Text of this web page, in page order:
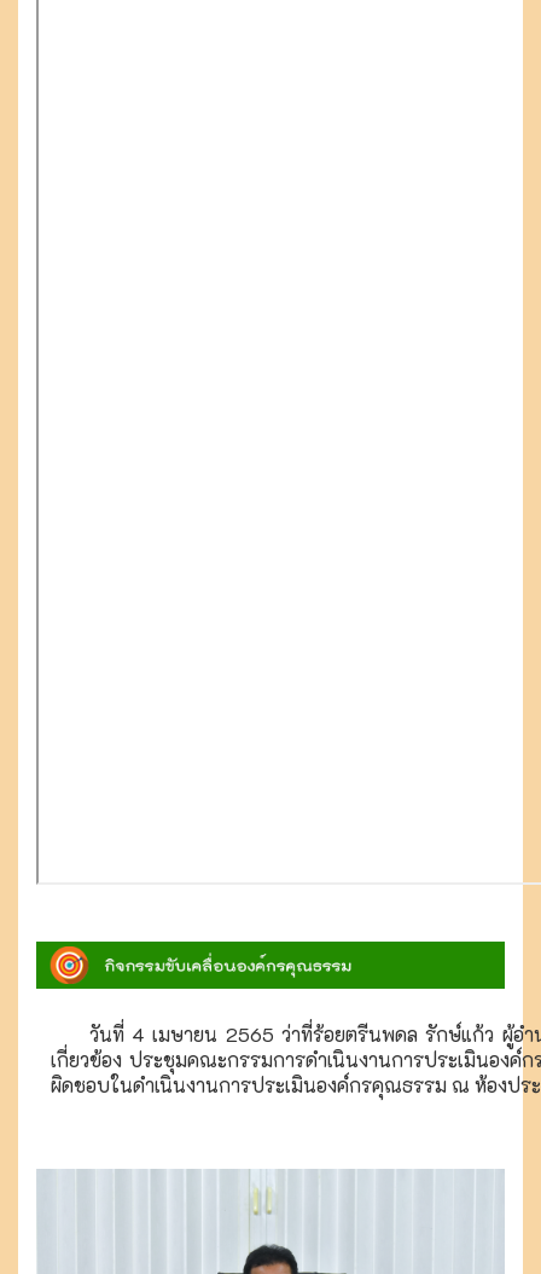
วันที่ 4 เมษายน 2565 ว่าที่ร้อยตรีนพดล รักษ์แก้ว ผู้อำน
เกี่ยวข้อง ประชุมคณะกรรมการดำเนินงานการประเมินอง
ผิดชอบในดำเนินงานการประเมินองค์กรคุณธรรม ณ ห้องป